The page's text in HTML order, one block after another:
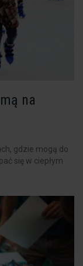
na
gdzie mogą do
się w ciepłym